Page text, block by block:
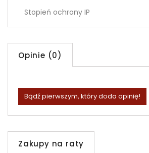
Stopień ochrony IP
Opinie (0)
Bądź pierwszym, który doda opinię!
Zakupy na raty